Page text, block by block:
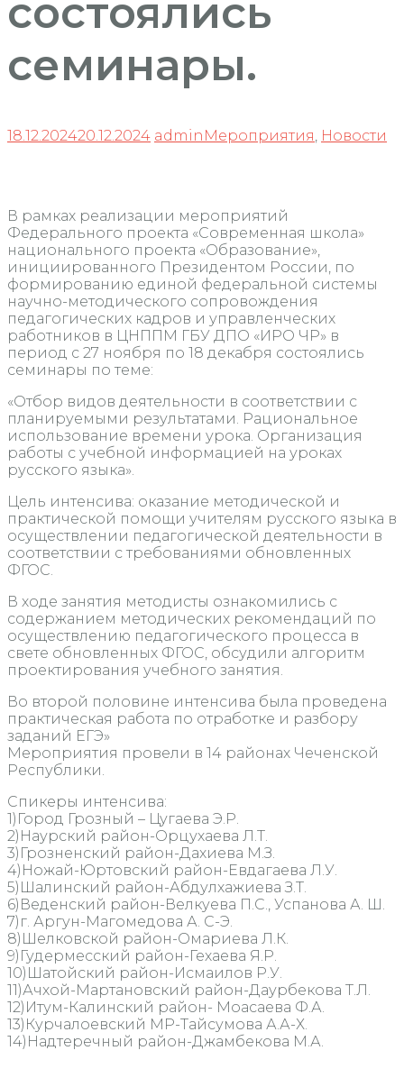
состоялись
семинары.
18.12.202420.12.2024 admin Мероприятия Новости
В рамках реализации мероприятий
Федерального проекта «Современная школа»
национального проекта «Образование»,
инициированного Президентом России, по
формированию единой федеральной системы
научно-методического сопровождения
педагогических кадров и управленческих
работников в ЦНППМ ГБУ ДПО «ИРО ЧР» в
период с 27 ноября по 18 декабря состоялись
семинары по теме:
«Отбор видов деятельности в соответствии с
планируемыми результатами. Рациональное
использование времени урока. Организация
работы с учебной информацией на уроках
русского языка».
Цель интенсива: оказание методической и
практической помощи учителям русского языка в
осуществлении педагогической деятельности в
соответствии с требованиями обновленных
ФГОС.
В ходе занятия методисты ознакомились с
содержанием методических рекомендаций по
осуществлению педагогического процесса в
свете обновленных ФГОС, обсудили алгоритм
проектирования учебного занятия.
Во второй половине интенсива была проведена
практическая работа по отработке и разбору
заданий ЕГЭ»
Мероприятия провели в 14 районах Чеченской
Республики.
Спикеры интенсива:
1)Город Грозный – Цугаева Э.Р.
2)Наурский район-Орцухаева Л.Т.
3)Грозненский район-Дахиева М.З.
4)Ножай-Юртовский район-Евдагаева Л.У.
5)Шалинский район-Абдулхажиева З.Т.
6)Веденский район-Велкуева П.С., Успанова А. Ш.
7)г. Аргун-Магомедова А. С-Э.
8)Шелковской район-Омариева Л.К.
9)Гудермесский район-Гехаева Я.Р.
10)Шатойский район-Исмаилов Р.У.
11)Ачхой-Мартановский район-Даурбекова Т.Л.
12)Итум-Калинский район- Моасаева Ф.А.
13)Курчалоевский МР-Тайсумова А.А-Х.
14)Надтеречный район-Джамбекова М.А.